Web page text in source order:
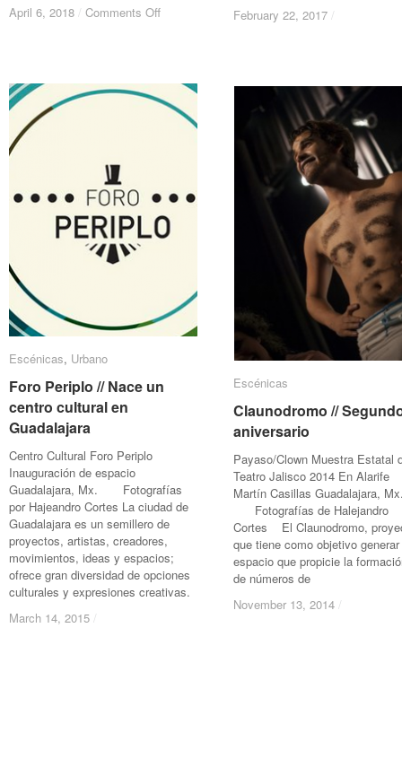
April 6, 2018 / Comments Offon
Las
mujeres
en
April 6, 2018 / Comments Offon
Las
mujeres
en
February 22, 2017 /
February 22, 2017 /
Escénicas, Urbano
Foro Periplo // Nace un
centro cultural en
Guadalajara
Centro Cultural Foro Periplo
Inauguración de espacio
Guadalajara, Mx. Fotografías
por Hajeandro Cortes La ciudad de
Guadalajara es un semillero de
proyectos, artistas, creadores,
movimientos, ideas y espacios;
ofrece gran diversidad de opciones
culturales y expresiones creativas.
March 14, 2015 /
Escénicas Urbano
Foro Periplo // Nace un
centro cultural en
Guadalajara
March 14, 2015 /
Escénicas
Claunodromo //
aniversario
Payaso/Clown Muestra Estatal
Teatro Jalisco 2014 En Alarife
Martín Casillas Guadalajara,
Fotografías de Halejandro
Cortes El Claunodromo,
que tiene como objetivo
espacio que propicie la
de números de
November 13, 2014 /
Escénicas
Claunodromo //
aniversario
November 13, 2014 /